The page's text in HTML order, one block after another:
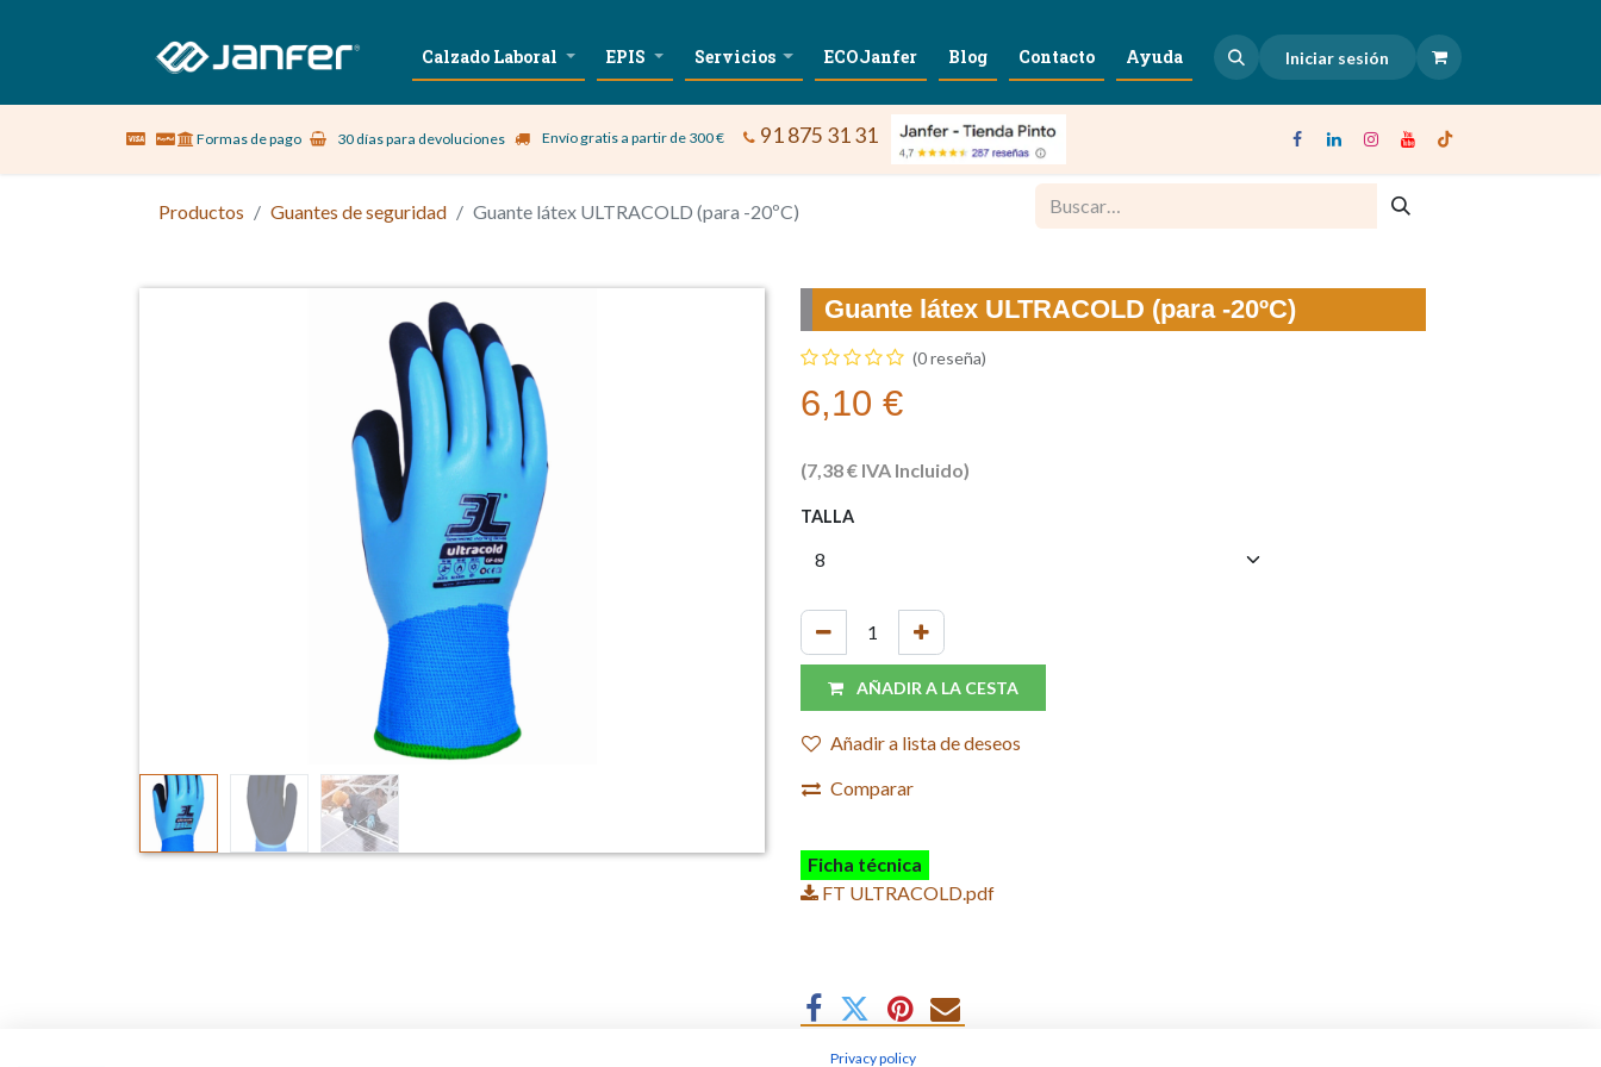
Sobre nosotros Vestuario Laboral Calzado Laboral EPIS Servicios ECOJanfer Blog Contacto Ayuda Iniciar sesión
Formas de pago 30 días para devoluciones Envío gratis a partir de 300 € 91 875 31 31
Productos Guantes de seguridad Guante látex ULTRACOLD (para -20ºC)
Guante látex ULTRACOLD (para -20ºC)
(0 reseña)
6,10 €
(7,38€ IVA Incluido)
TALLA
AÑADIR A LA CESTA
Añadir a lista de deseos
Comparar
Ficha técnica
FT ULTRACOLD.pdf
Privacy policy